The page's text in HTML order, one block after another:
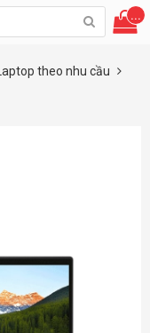
...
Laptop theo nhu cầu